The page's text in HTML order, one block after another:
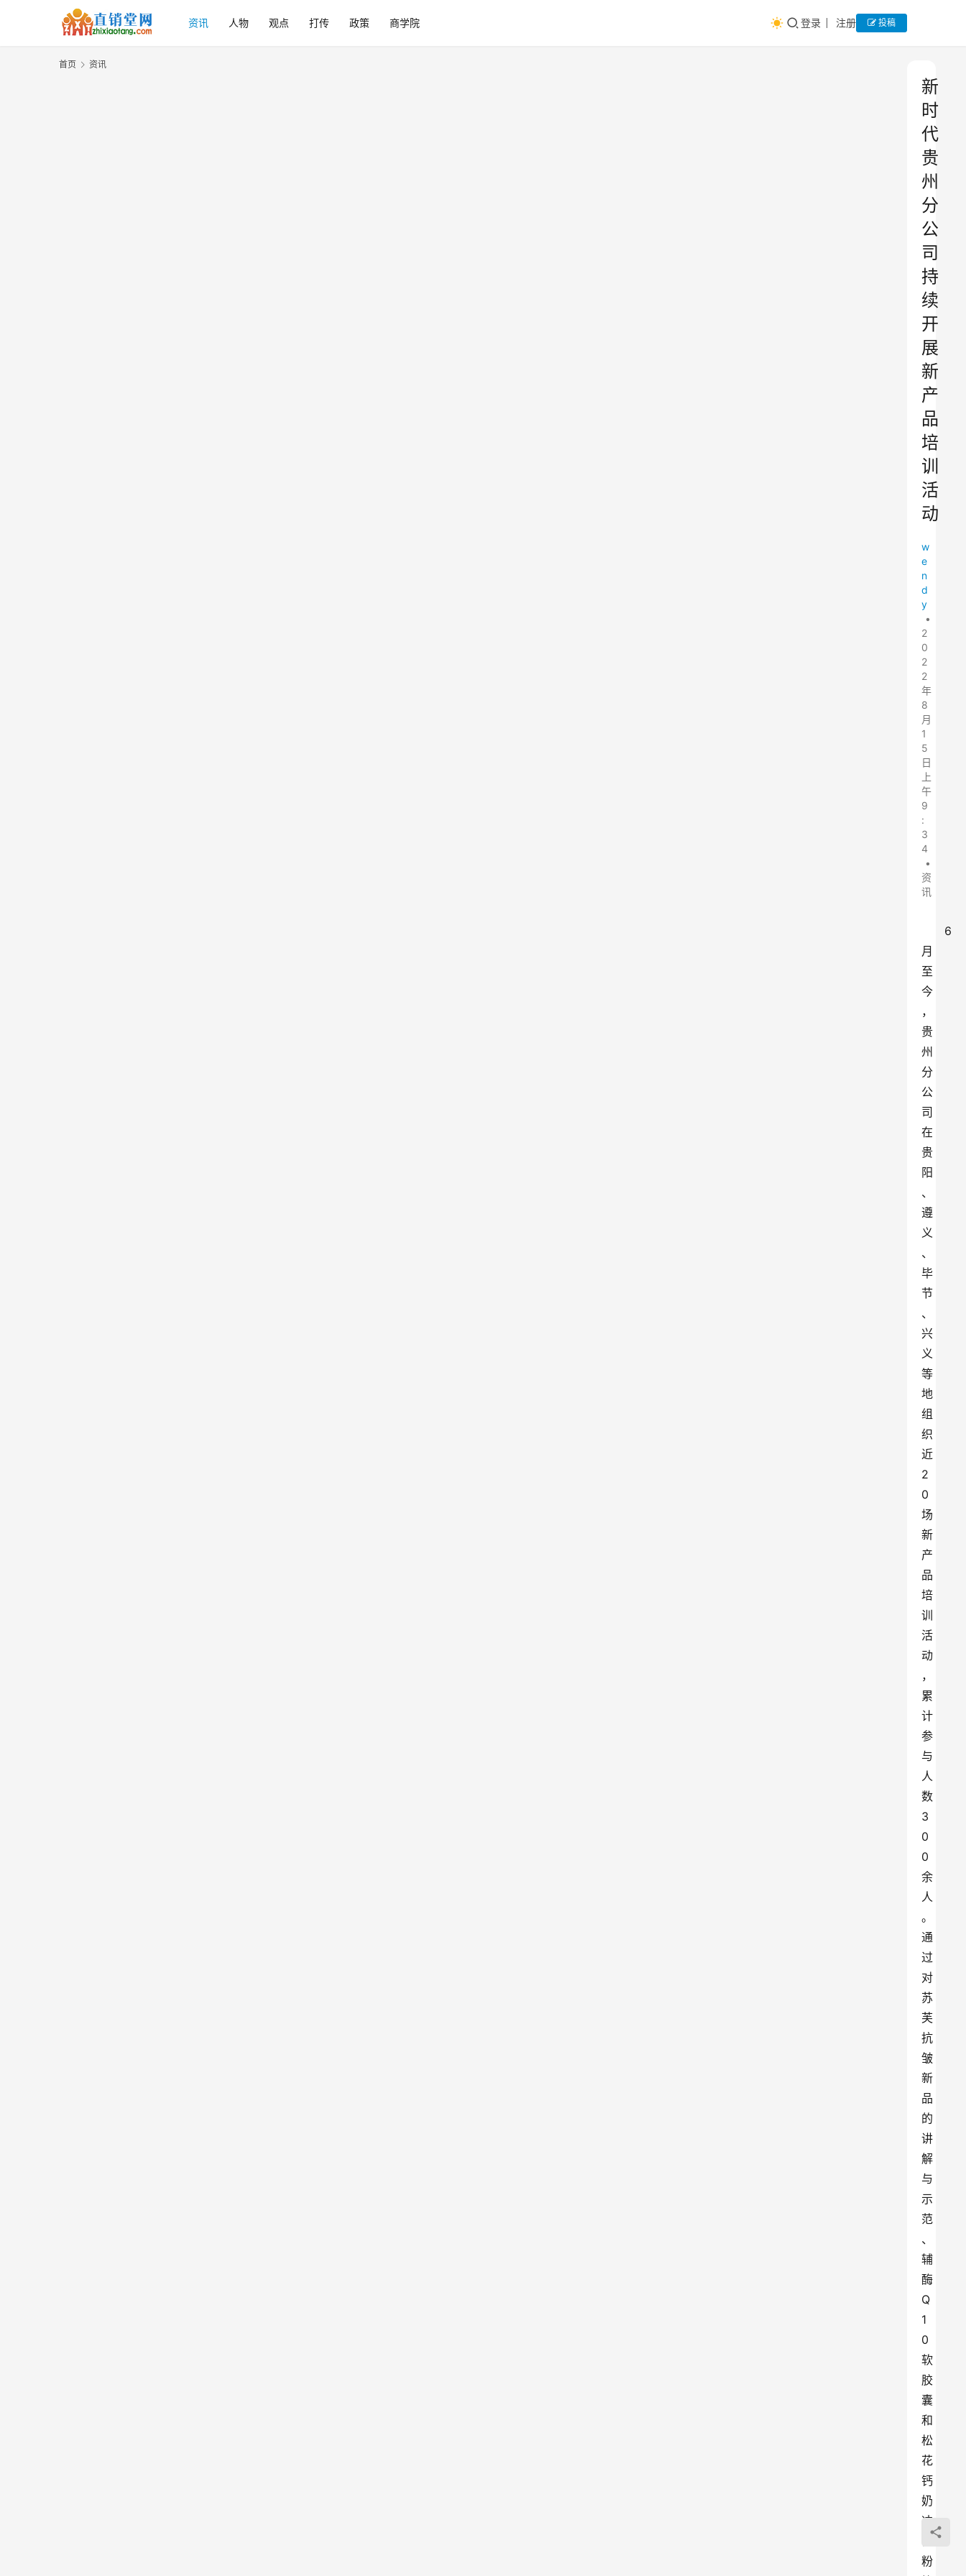
资讯 人物 观点 打传 政策 商学院 登录 注册 投稿
首页 资讯
新
时
代
贵
州
分
公
司
持
续
开
展
新
产
品
培
训
活
动
w
e
n
d
y
•
2
0
2
2
年
8
月
1
5
日
上
午
9
:
3
4
•
资
讯
6
月
至
今
，
贵
州
分
公
司
在
贵
阳
、
遵
义
、
毕
节
、
兴
义
等
地
组
织
近
2
0
场
新
产
品
培
训
活
动
，
累
计
参
与
人
数
3
0
0
余
人
。
通
过
对
苏
芙
抗
皱
新
品
的
讲
解
与
示
范
、
辅
酶
Q
1
0
软
胶
囊
和
松
花
钙
奶
冲
粉